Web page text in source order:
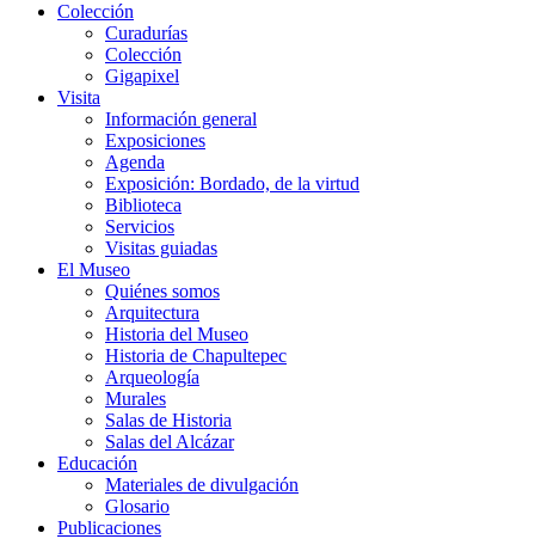
Colección
Curadurías
Colección
Gigapixel
Visita
Información general
Exposiciones
Agenda
Exposición: Bordado, de la virtud
Biblioteca
Servicios
Visitas guiadas
El Museo
Quiénes somos
Arquitectura
Historia del Museo
Historia de Chapultepec
Arqueología
Murales
Salas de Historia
Salas del Alcázar
Educación
Materiales de divulgación
Glosario
Publicaciones